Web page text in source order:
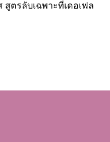
สูตรลับเฉพาะที่เดอเฟล